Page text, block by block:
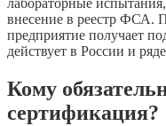
лабораторные
внесение в реестр ФСА.
предприятие получает
действует в России и
Кому
сертификация?